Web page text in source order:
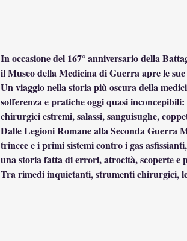
In occasione del 167° anniversario della
il Museo della Medicina di Guerra apre le
Un viaggio nella storia più oscura della
sofferenza e pratiche oggi quasi
chirurgici estremi, salassi, sanguisughe,
Dalle Legioni Romane alla Seconda Guerra
trincee e i primi sistemi contro i gas
una storia fatta di errori, atrocità, scoperte e
Tra rimedi inquietanti, strumenti chirurgici,